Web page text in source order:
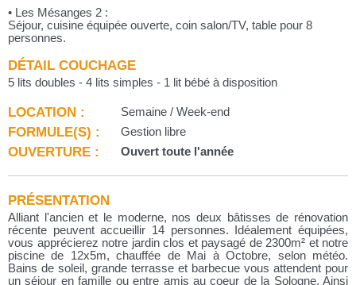
• Les Mésanges 2 :
Séjour, cuisine équipée ouverte, coin salon/TV, table pour 8
personnes.
DÉTAIL COUCHAGE
5 lits doubles - 4 lits simples - 1 lit bébé à disposition
LOCATION : Semaine / Week-end
FORMULE(S) : Gestion libre
OUVERTURE : Ouvert toute l'année
PRÉSENTATION
Alliant l'ancien et le moderne, nos deux bâtisses de rénovation
récente peuvent accueillir 14 personnes. Idéalement équipées,
vous apprécierez notre jardin clos et paysagé de 2300m² et notre
piscine de 12x5m, chauffée de Mai à Octobre, selon météo.
Bains de soleil, grande terrasse et barbecue vous attendent pour
un séjour en famille ou entre amis au coeur de la Sologne. Ainsi